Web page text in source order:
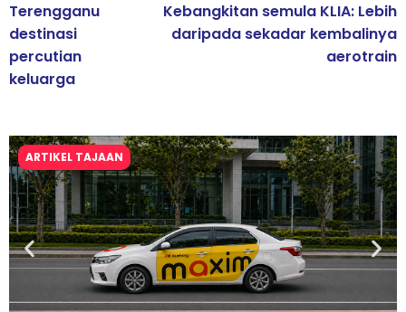
Terengganu
destinasi
percutian
keluarga
Kebangkitan semula KLIA: Lebih
daripada sekadar kembalinya
aerotrain
ARTIKEL TAJAAN